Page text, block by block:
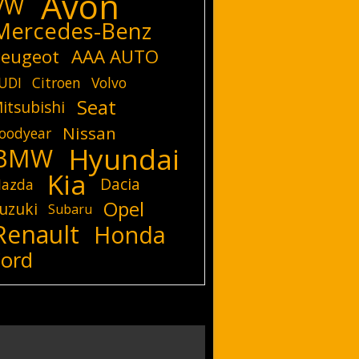
Benz
AAA AUTO
Citroen Volvo
Seat
Nissan
Hyundai
Kia
Dacia
Subaru Opel
Honda